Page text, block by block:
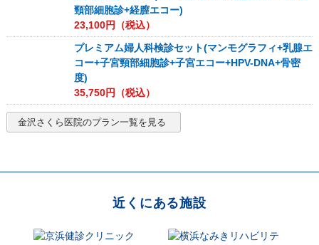
頸部細胞診+経膣エコー)
23,100円（税込）
プレミアム婦人科検診セット(マンモグラフィ+乳腺エ
コー+子宮頸部細胞診+子宮エコー+HPV-DNA+骨密
度)
35,750円（税込）
金沢さくら医院のプラン一覧を見る
近くにある施設